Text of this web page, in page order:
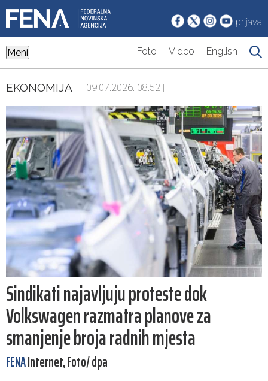
prijava
Meni Foto Video English
EKONOMIJA | 09.07.2026. 08:52 |
Sindikati najavljuju proteste dok
Volkswagen razmatra planove za
smanjenje broja radnih mjesta
FENAInternet, Foto/ dpa